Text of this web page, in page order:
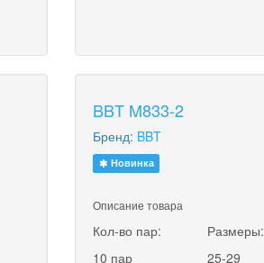
BBT M833-2
Бренд: BBT
Новинка
Описание товара
Кол-во пар:
10 пар
Размеры:
25-29